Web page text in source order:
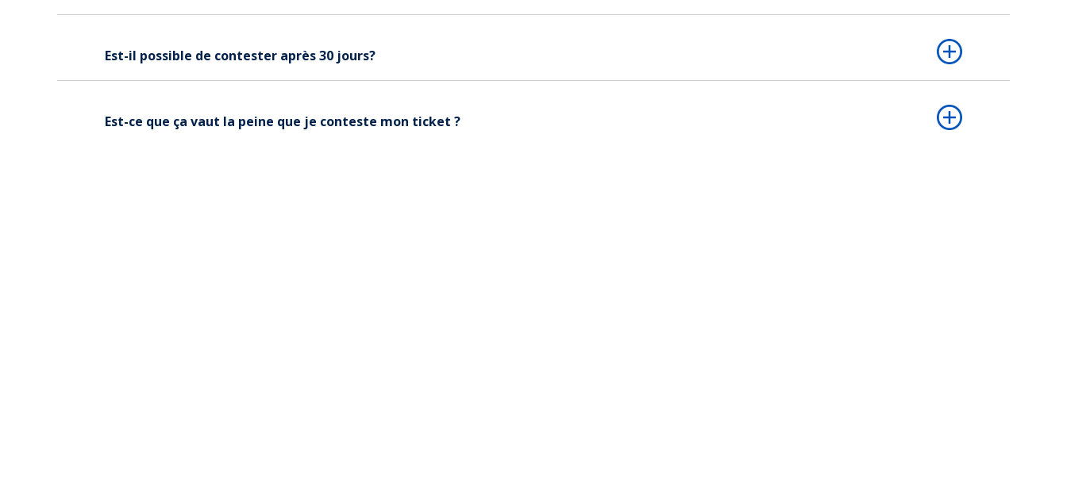
Est-il possible de contester après 30 jours?
Est-ce que ça vaut la peine que je conteste mon ticket ?